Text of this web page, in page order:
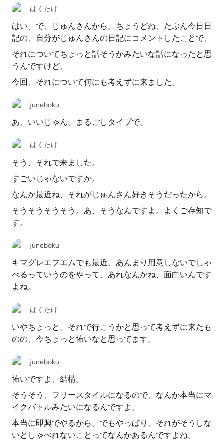
はくたけ
はい。で、じゅんさんから、ちょうどね、たぶん今日日
記の、自分がじゅんさんの日記にコメントしたことで、
それについてちょっと話そうかみたいな話になったと思
うんですけど、
今回、それについて何にも考えずに来ました。
juneboku
あ、いいじゃん。まるごしタイプで。
はくたけ
そう、それで来ました。
すごいじゃないですか。
なんか最近ね、それがじゅんさん好きそうだったから。
そうそうそうそう。あ、そうなんですよ。よくご存知で
す。
juneboku
キマグレエフエムでも最近、あんまり用意しないでしゃ
べるっていうのをやって、あれなんかね、面白いんです
よね。
はくたけ
いやちょっと、それで行こうかと思って考えずに来たも
のの、今ちょっと怖いなと思ってます。
juneboku
怖いですよ、結構。
そうそう、フリースタイルになるので、なんか本当にマ
イクバトルみたいになるんですよ。
本当に即興でやるから。でもやっぱり、それがそうしな
いとしゃべれないことってなんかあるんですよね。